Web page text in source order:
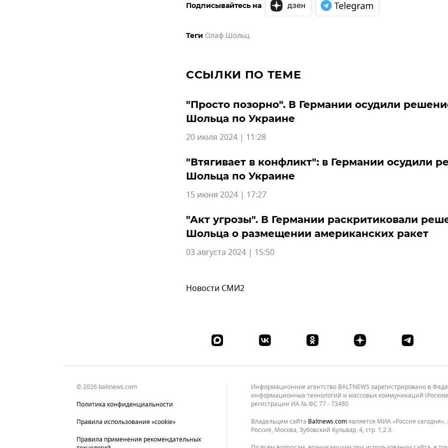
Подписывайтесь на
Теги Олаф Шольц
ССЫЛКИ ПО ТЕМЕ
"Просто позорно". В Германии осудили
Шольца по Украине
20 июля 2024 | 11:28
"Втягивает в конфликт": в Германии осудили
Шольца по Украине
15 июня 2024 | 17:27
"Акт угрозы". В Германии раскритиковали
Шольца о размещении американских ракет
03 августа 2024 | 15:50
Новости СМИ2
© 2026 baltnews.com
Политика конфиденциальности
Правила использования «cookie»
Правила применения рекомендательных
Информационное агентство BALTNEWS зарегистрировано в
информационных технологий и массовых коммуникаций
регистрации ИА № ФС 77 - 73480
Владельцем сайта
baltnews.comявляется МИА «Россия
Россия, Москва, Зубовский бульвар, 4, стр. 1,2.3.